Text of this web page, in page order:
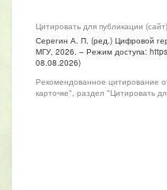
Цитировать для публикации (сайт)
Серегин А. П. (ред.) Цифровой
МГУ, 2026. – Режим доступа:
08.08.2026)
Рекомендованное цитирование
карточке", раздел "Цитировать